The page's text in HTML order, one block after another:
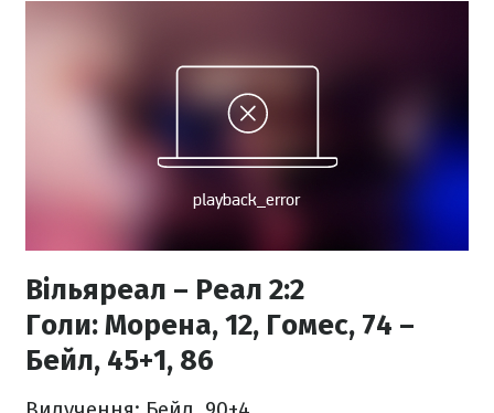
Вільяреал – Реал 2:2
Голи:Морена, 12, Гомес, 74 –
Бейл, 45+1, 86